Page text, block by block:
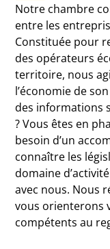
Notre chambre
entre les
Constituée pour
des opérateurs
territoire, nous
l’économie de
des informations
? Vous êtes en
besoin d’un
connaître les
domaine
avec nous. Nous
vous orienterons
compétents au